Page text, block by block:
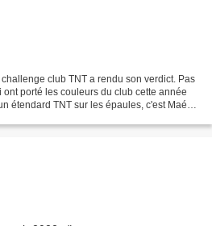
club TNT a rendu son verdict. Pas
porté les couleurs du club cette année
étendard TNT sur les épaules, c'est Maéva